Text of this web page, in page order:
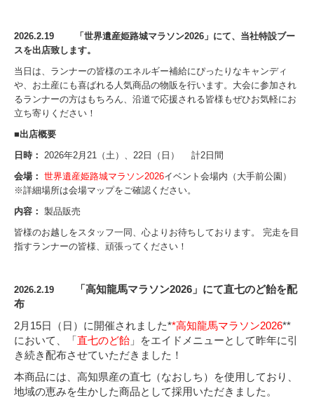
2026.2.19
「世界遺産姫路城マラソン2026」にて、当社特設ブー
スを出店致します。
当日は、ランナーの皆様のエネルギー補給にぴったりなキャンディ
や、お土産にも喜ばれる人気商品の物販を行います。大会に参加され
るランナーの方はもちろん、沿道で応援される皆様もぜひお気軽にお
立ち寄りください！
■出店概要
日時：
2026年2月21（土）、22日（日） 計2日間
会場： 世界遺産姫路城マラソン2026イベント会場内（大手前公園）
※詳細場所は会場マップをご確認ください。
内容： 製品販売
皆様のお越しをスタッフ一同、心よりお待ちしております。 完走を目
指すランナーの皆様、頑張ってください！
2026.2.19 「高知龍馬マラソン2026 」にて直七のど飴を配
布
2月 15日（日）に開催されました**高知龍馬マラソン2026**
において、「直七のど飴 」をエイドメニューとして昨年に引
き続き配布させていただきました！
本商品には、高知県産の直七（なおしち）を使用しており、
地域の恵みを生かした商品として採用いただきました。